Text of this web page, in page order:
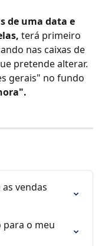
de uma data e
terá primeiro
nas caixas de
pretende alterar.
gerais" no fundo
vendas
para o meu